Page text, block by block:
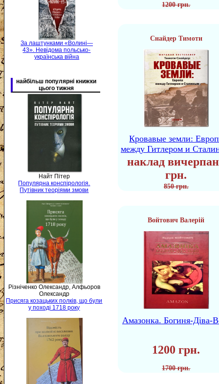
За лаштунками «Волині—
43». Невідома польсько-
українська війна
найбільш популярні книжки
цього тижня
Найт Пітер
Популярна конспірологія.
Путівник теоріями змови
Різніченко Олександр, Алфьоров
Олександр
Присяга козацьких полків, що були
у поході 1718 року
1200 грн.
Снайдер Тимоти
Кровавые земли:
между Гитлером и
наклад
грн.
850 грн.
Войтович Валерій
Амазонка. Богиня-Діва-
1200 грн.
1700 грн.